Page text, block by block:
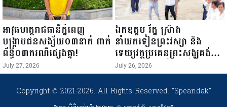
អាវុធហត្ថរាជធានីភ្នំពេញ
បង្ក្រាបជនសង្ស័យ០៣នាក់ ពាក់
ព័ន្ធ០៣ករណីផ្សេងគ្នា!
July 27, 2026
ឯកឧត្តម រ័ត្ន ស្រ៊ាង
នាំយកទៀនព្រះវស្សា និង
ទេយ្យវត្ថុប្រគេនព្រះសង្ឃគង់ចាំ
ព្រះវស្សានៅវត្តកែវមុនី ក្នុង
សង្កាត់ព្រែកកំពឹស!
July 26, 2026
Copyright © 2021-2026. All Rights Reserved. "Speandak"